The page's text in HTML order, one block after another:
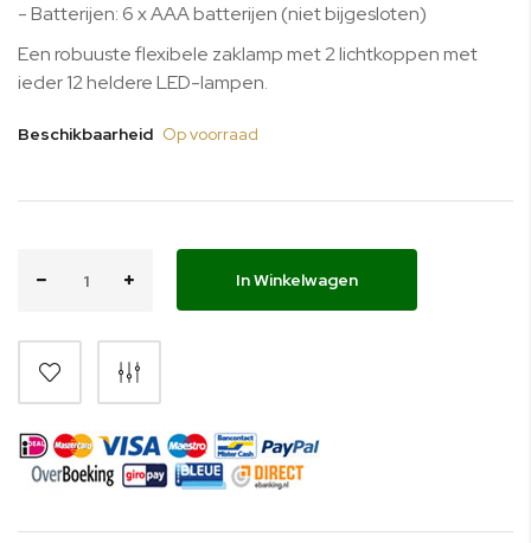
- Batterijen: 6 x AAA batterijen (niet bijgesloten)
Een robuuste flexibele zaklamp met 2 lichtkoppen met
ieder 12 heldere LED-lampen.
Beschikbaarheid Op voorraad
In Winkelwagen